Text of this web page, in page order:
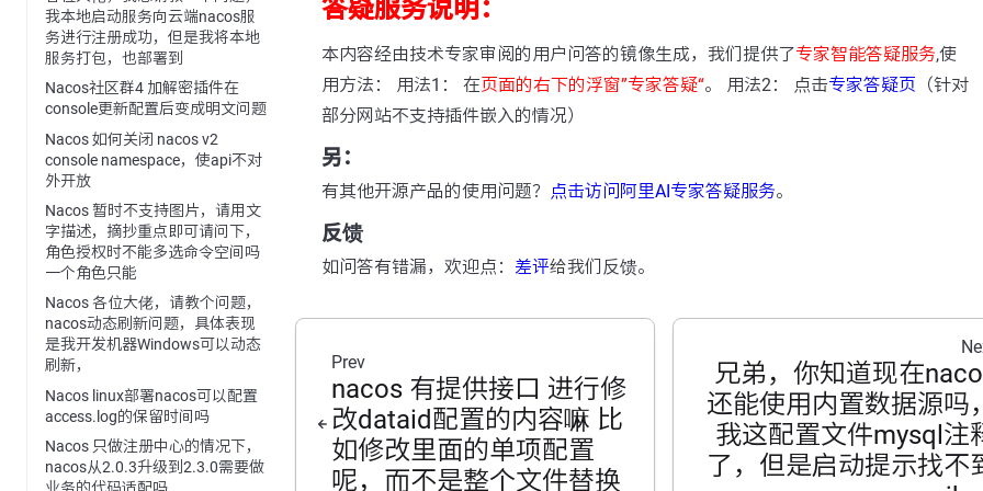
我本地启动服务向云端nacos服
务进行注册成功，但是我将本地
服务打包，也部署到
Nacos社区群4 加解密插件在
console更新配置后变成明文问题
Nacos 如何关闭 nacos v2
console namespace，使api不对
外开放
Nacos 暂时不支持图片，请用文
字描述，摘抄重点即可请问下，
角色授权时不能多选命令空间吗
一个角色只能
Nacos 各位大佬，请教个问题，
nacos动态刷新问题，具体表现
是我开发机器Windows可以动态
刷新，
Nacos linux部署nacos可以配置
access.log的保留时间吗
Nacos 只做注册中心的情况下，
nacos从2.0.3升级到2.3.0需要做
答疑服务说明：
本内容经由技术专家审阅的用户问答的镜像生成，我们提供了专家智能答疑服务,使
用方法： 用法1： 在页面的右下的浮窗”专家答疑“。 用法2： 点击专家答疑页 （针对
部分网站不支持插件嵌入的情况）
另：
有其他开源产品的使用问题？ 点击访问阿里AI专家答疑服务。
反馈
如问答有错漏，欢迎点： 差评给我们反馈。
Prev
nacos 有提供接口 进行修
改dataid配置的内容嘛 比
如修改里面的单项配置
呢，而不是整个文件替换
兄弟，你知道现在
还能使用内置数据源吗，
我这配置文件mysql注
了，但是启动提示找不